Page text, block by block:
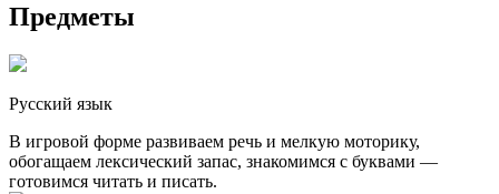
Предметы
Русский язык
В игровой форме развиваем речь и мелкую моторику,
обогащаем лексический запас, знакомимся с буквами —
готовимся читать и писать.